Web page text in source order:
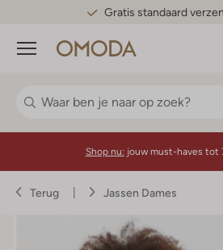
Gratis standaard
Menu
Shop nu: jouw must-haves tot
Terug Jassen Dames